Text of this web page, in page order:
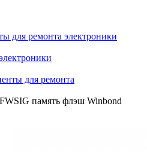
для ремонта электроники
для ремонта
память флэш Winbond